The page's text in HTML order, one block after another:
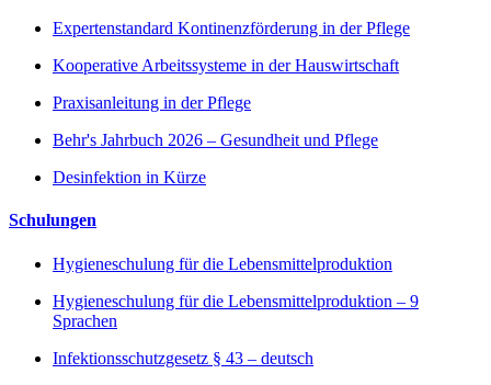
Expertenstandard Kontinenzförderung in der Pflege
Kooperative Arbeitssysteme in der Hauswirtschaft
Praxisanleitung in der Pflege
Behr's Jahrbuch 2026 – Gesundheit und Pflege
Desinfektion in Kürze
Schulungen
Hygieneschulung für die Lebensmittelproduktion
Hygieneschulung für die Lebensmittelproduktion – 9
Sprachen
Infektionsschutzgesetz § 43 – deutsch